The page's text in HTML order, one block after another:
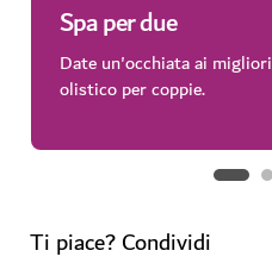
Spa per due
Date un'occhiata ai
olistico per coppie.
Ti piace? Condividi